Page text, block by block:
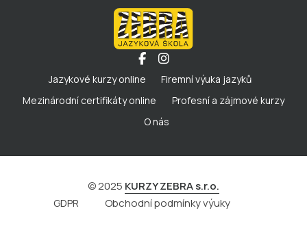
Jazykové kurzy online
Firemní výuka jazyků
Mezinárodní certifikáty online
Profesní a zájmové kurzy
O nás
© 2025 KURZY ZEBRA s.r.o.
GDPR
Obchodní podmínky výuky